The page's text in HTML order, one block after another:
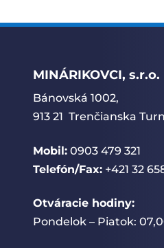
MINÁRIKOVCI, s.r.o.
Bánovská 1002,
913 21 Trenčianska
Mobil:0903 479 321
Telefón/Fax:+421 32
Otváracie hodiny:
Pondelok – Piatok: